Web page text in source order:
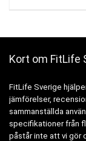
Kort om FitLife
FitLife Sverige
jämförelser,
sammanställda
specifikationer från
påstår inte att vi gör